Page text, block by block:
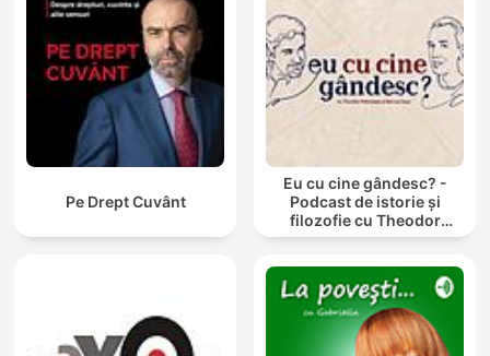
Pe Drept Cuvânt
Eu cu cine gândesc? -
Podcast de istorie și
filozofie cu Theodor
Paleologu și Răzvan Ioan